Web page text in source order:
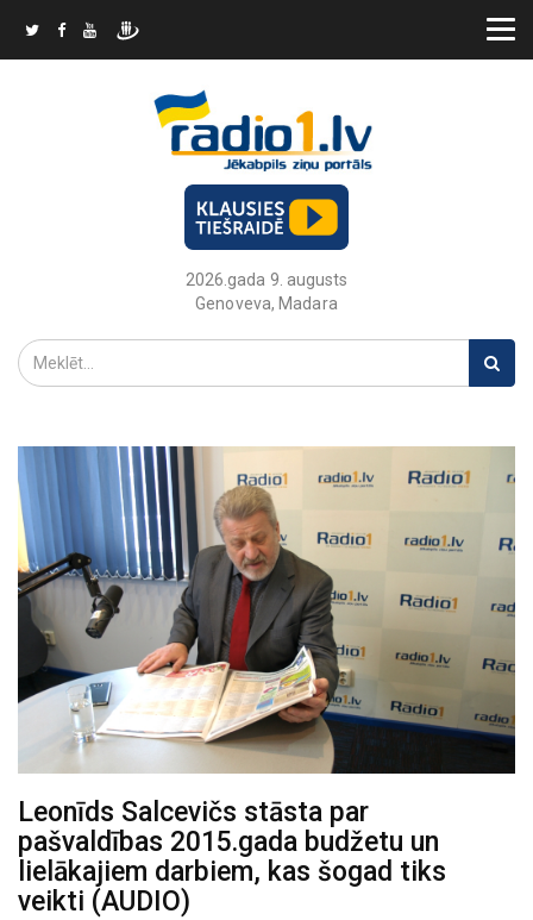
2026.gada 9. augusts
Genoveva, Madara
Leonīds Salcevičs stāsta par
pašvaldības 2015.gada budžetu un
lielākajiem darbiem, kas šogad tiks
veikti (AUDIO)